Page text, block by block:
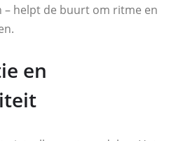
– helpt de buurt om ritme en
en